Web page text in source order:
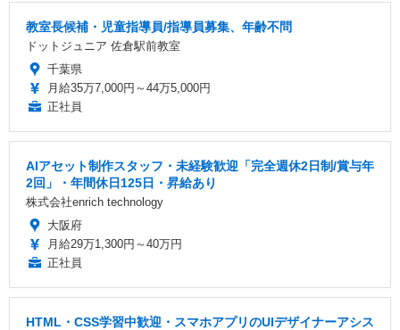
教室長候補・児童指導員/指導員募集、年齢不問
ドットジュニア 佐倉駅前教室
千葉県
月給35万7,000円～44万5,000円
正社員
AIアセット制作スタッフ・未経験歓迎「完全週休2日制/賞与年
2回」・年間休日125日・昇給あり
株式会社enrich technology
大阪府
月給29万1,300円～40万円
正社員
HTML・CSS学習中歓迎・スマホアプリのUIデザイナーアシス